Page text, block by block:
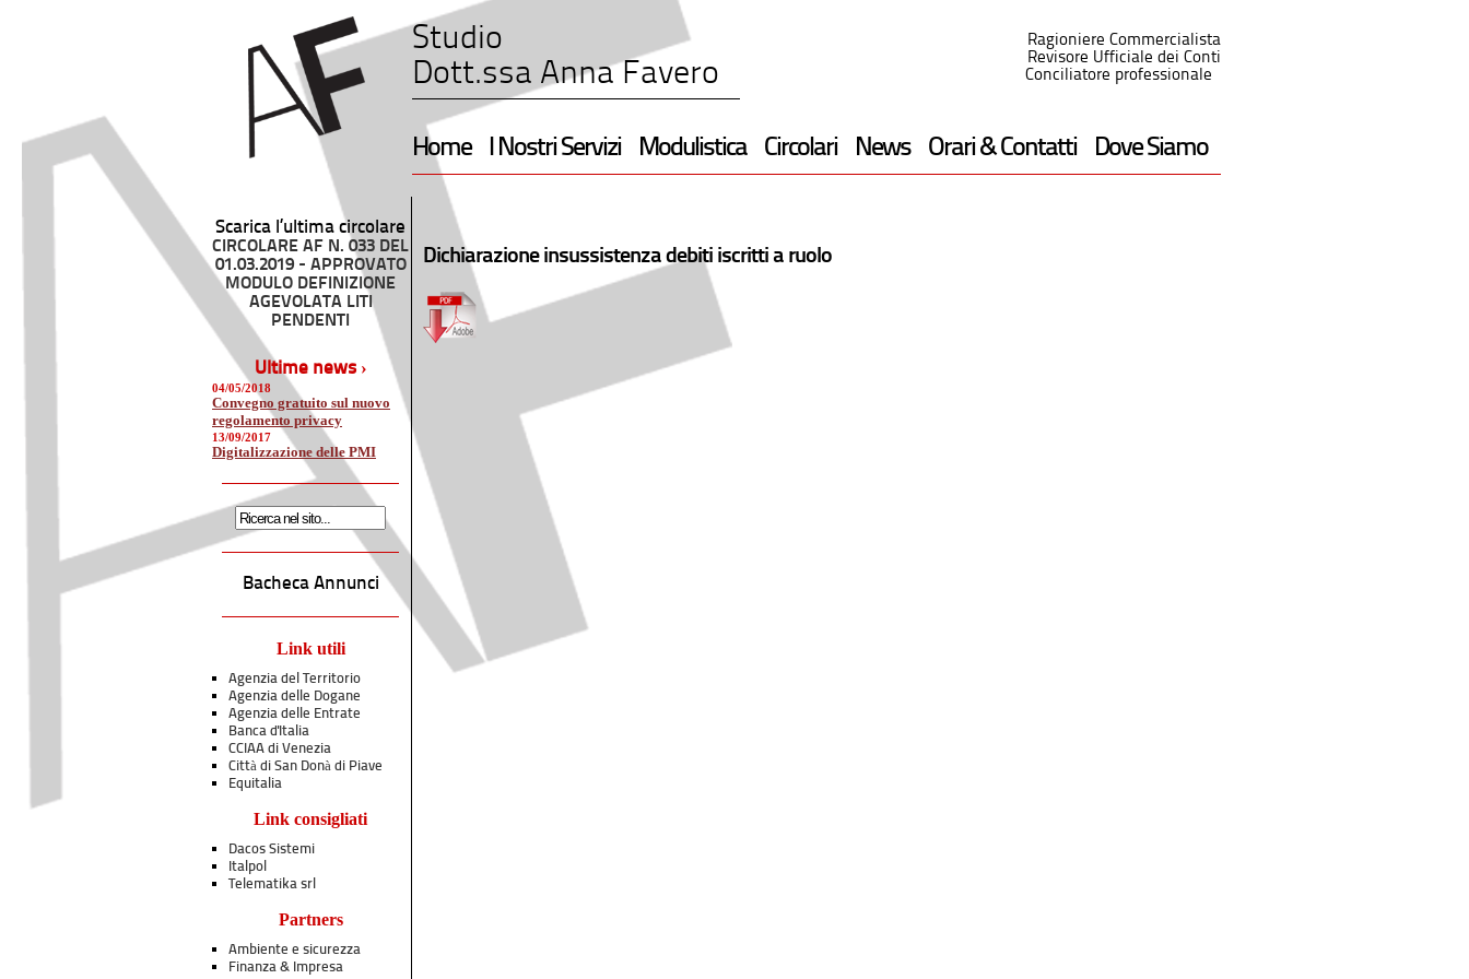
Studio
Dott.ssa Anna Favero
Ragioniere Commercialista
Revisore Ufficiale dei Conti
Conciliatore professionale
Home I Nostri Servizi Modulistica Circolari News Orari & Contatti Dove Siamo
Scarica l’ultima circolare
CIRCOLARE AF N. 033 DEL
01.03.2019 - APPROVATO
MODULO DEFINIZIONE
AGEVOLATA LITI
PENDENTI
Ultime news ›
04/05/2018
Convegno gratuito sul nuovo
regolamento privacy
13/09/2017
Digitalizzazione delle PMI
Bacheca Annunci
Link utili
Agenzia del Territorio
Agenzia delle Dogane
Agenzia delle Entrate
Banca d'Italia
CCIAA di Venezia
Città di San Donà di Piave
Equitalia
Link consigliati
Dacos Sistemi
Italpol
Telematika srl
Partners
Ambiente e sicurezza
Finanza & Impresa
Dichiarazione insussistenza debiti iscritti a ruolo